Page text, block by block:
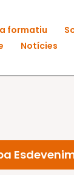
formatiu
Notícies